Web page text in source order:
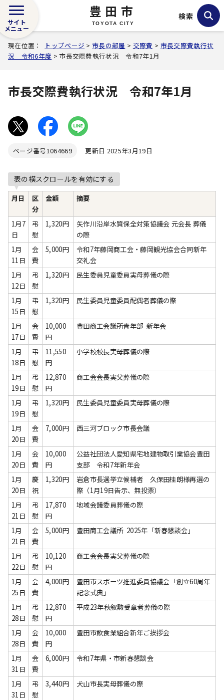
豊田市
TOYOTA CITY
サイト
メニュー
検索
現在位置： トップページ >市長の部屋 > 交際費 > 市長交際費執行状
況 令和6年度 > 市長交際費執行状況 令和7年1月
市長交際費執行状況 令和7年1月
ページ番号1064669 更新日 2025年3月19日
表の横スクロールを有効にする
月日
区
分
金額 摘要
1月7
日
弔
慰
1,320円
矢作川沿岸水質保全対策協議会 元会長 葬儀
の際
1月
11日
会
費
5,000円
令和7年藤岡商工会・藤岡観光協会合同新年
交礼会
1月
12日
弔
慰
1,320円 民生委員児童委員実母葬儀の際
1月
15日
弔
慰
1,320円 民生委員児童委員配偶者葬儀の際
1月
17日
会
費
10,000
円
豊田商工会議所青年部 新年会
1月
18日
弔
慰
11,550
円
小学校校長実母葬儀の際
1月
19日
弔
慰
12,870
円
商工会会長実父葬儀の際
1月
19日
弔
慰
1,320円 民生委員児童委員実母葬儀の際
1月
20日
会
費
7,000円 西三河ブロック市長会議
1月
20日
会
費
10,000
円
公益社団法人愛知県宅地建物取引業協会豊田
支部 令和7年新年会
1月
20日
慶
祝
1,320円
岩倉市長選挙立候補者 久保田桂朗様再選の
際（1月19日告示、無投票）
1月
21日
弔
慰
17,870
円
地域会議委員葬儀の際
1月
21日
会
費
5,000円 豊田商工会議所 2025年「新春懇談会」
1月
22日
弔
慰
10,120
円
商工会会長実父葬儀の際
1月
25日
会
費
4,000円
豊田市スポーツ推進委員協議会「創立60周年
記念式典」
1月
28日
弔
慰
12,870
円
平成23年秋叙勲受章者葬儀の際
1月
28日
会
費
10,000
円
豊田市飲食業組合新年ご挨拶会
1月
31日
会
費
6,000円 令和7年県・市新春懇談会
1月
31日
弔
慰
3,440円 犬山市長実母葬儀の際